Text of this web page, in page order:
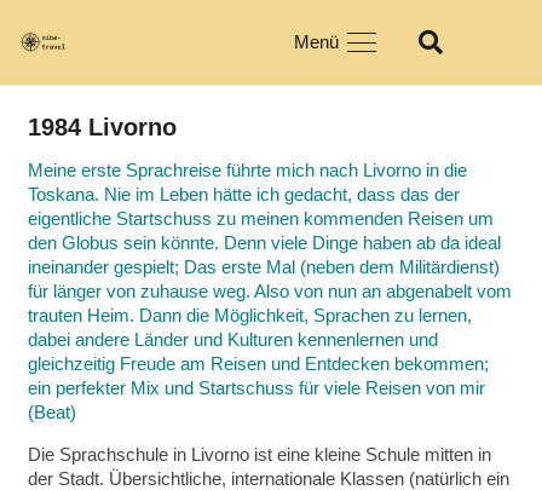
Menü
1984 Livorno
Meine erste Sprachreise führte mich nach Livorno in die
Toskana. Nie im Leben hätte ich gedacht, dass das der
eigentliche Startschuss zu meinen kommenden Reisen um
den Globus sein könnte. Denn viele Dinge haben ab da ideal
ineinander gespielt; Das erste Mal (neben dem Militärdienst)
für länger von zuhause weg. Also von nun an abgenabelt vom
trauten Heim. Dann die Möglichkeit, Sprachen zu lernen,
dabei andere Länder und Kulturen kennenlernen und
gleichzeitig Freude am Reisen und Entdecken bekommen;
ein perfekter Mix und Startschuss für viele Reisen von mir
(Beat)
Die Sprachschule in Livorno ist eine kleine Schule mitten in
der Stadt. Übersichtliche, internationale Klassen (natürlich ein